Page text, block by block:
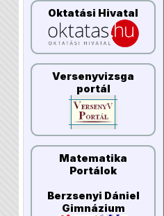
Oktatási Hivatal
Versenyvizsga
portál
Matematika
Portálok
Berzsenyi Dániel
Gimnázium